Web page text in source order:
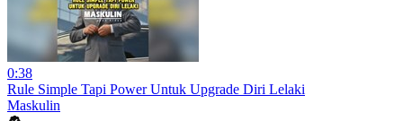
0:38
Rule Simple Tapi Power Untuk Upgrade Diri Lelaki
Maskulin